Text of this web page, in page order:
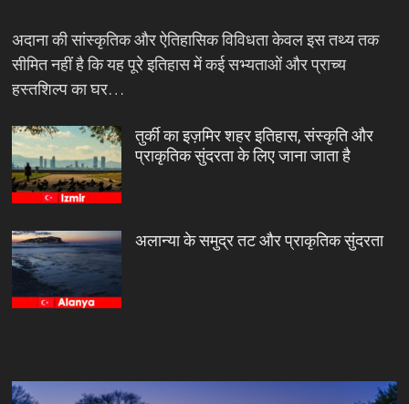
अदाना की सांस्कृतिक और ऐतिहासिक विविधता केवल इस तथ्य तक
सीमित नहीं है कि यह पूरे इतिहास में कई सभ्यताओं और प्राच्य
हस्तशिल्प का घर…
तुर्की का इज़मिर शहर इतिहास, संस्कृति और
प्राकृतिक सुंदरता के लिए जाना जाता है
अलान्या के समुद्र तट और प्राकृतिक सुंदरता